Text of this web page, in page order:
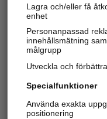
Har du redan
Varje vecka
härliga
Lagra och/eller få
enhet
Personanpassad
innehållsmätning
målgrupp
Utveckla och
Specialfunktioner
Använda exakta
positionering